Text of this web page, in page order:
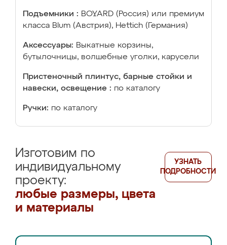
Подъемники : BOYARD (Россия) или премиум
класса Blum (Австрия), Hettich (Германия)
Аксессуары: Выкатные корзины,
бутылочницы, волшебные уголки, карусели
Пристеночный плинтус, барные стойки и
навески, освещение : по каталогу
Ручки: по каталогу
Изготовим по
индивидуальному
проекту:
любые размеры, цвета
и материалы
УЗНАТЬ
ПОДРОБНОСТИ